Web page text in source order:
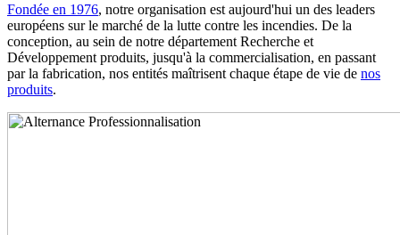
Fondée en 1976, notre organisation est aujourd'hui un des leaders
européens sur le marché de la lutte contre les incendies. De la
conception, au sein de notre département Recherche et
Développement produits, jusqu'à la commercialisation, en passant
par la fabrication, nos entités maîtrisent chaque étape de vie de nos
produits.